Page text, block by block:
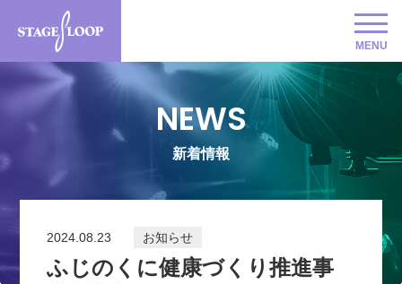
MENU
NEWS
新着情報
2024.08.23 お知らせ
ふじのくに健康づくり推進事